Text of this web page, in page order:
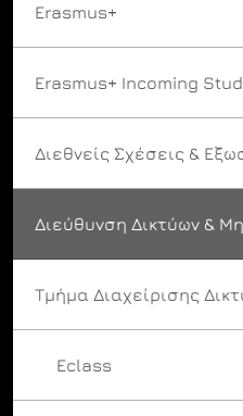
Erasmus+
Erasmus+ Incoming
Διεθνείς Σχέσεις &
Διεύθυνση Δικτύων &
Τμήμα Διαχείρισης
Eclass